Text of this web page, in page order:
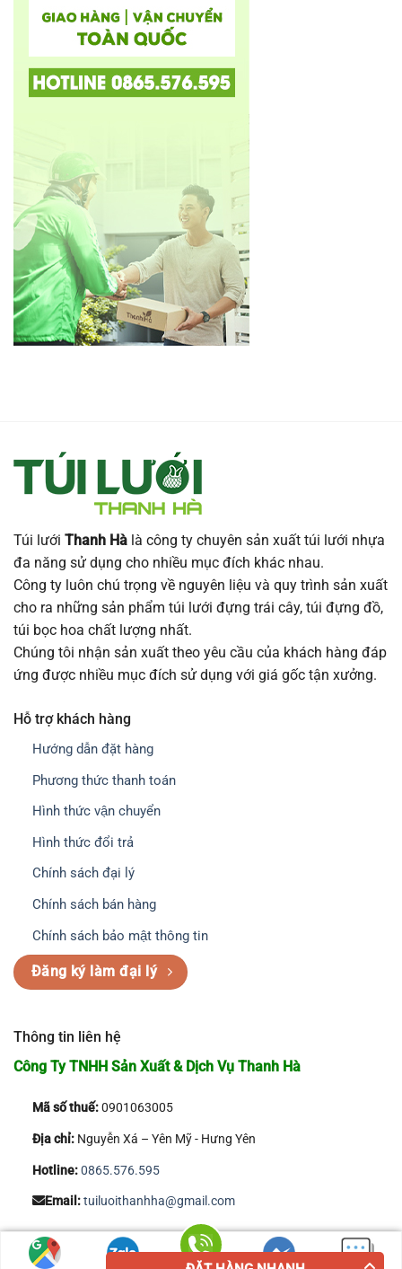
Túi lưới Thanh Hà là công ty chuyên sản xuất túi lưới nhựa
đa năng sử dụng cho nhiều mục đích khác nhau.
Công ty luôn chú trọng về nguyên liệu và quy trình sản xuất
cho ra những sản phẩm túi lưới đựng trái cây, túi đựng đồ,
túi bọc hoa chất lượng nhất.
Chúng tôi nhận sản xuất theo yêu cầu của khách hàng đáp
ứng được nhiều mục đích sử dụng với giá gốc tận xưởng.
Hỗ trợ khách hàng
Hướng dẫn đặt hàng
Phương thức thanh toán
Hình thức vận chuyển
Hình thức đổi trả
Chính sách đại lý
Chính sách bán hàng
Chính sách bảo mật thông tin
Đăng ký làm đại lý
Thông tin liên hệ
Công Ty TNHH Sản Xuất & Dịch Vụ Thanh Hà
Mã số thuế:0901063005
Địa chỉ:Nguyễn Xá – Yên Mỹ - Hưng Yên
Hotline:0865.576.595
Email:tuiluoithanhha@gmail.com
Copyright 2026 © Công Ty TNHH Sản Xuất & Dịch Vụ Thanh Hà